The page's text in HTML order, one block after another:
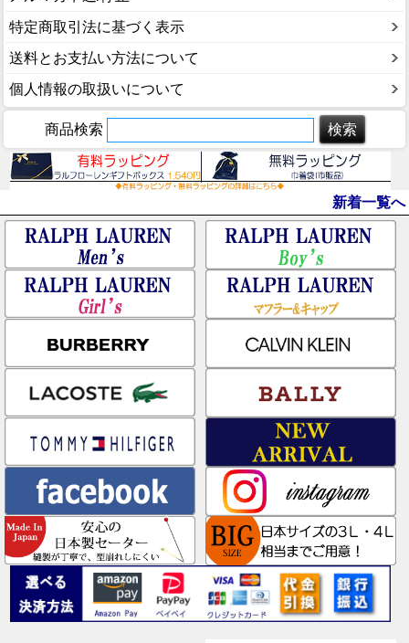
特定商取引法に基づく表示
送料とお支払い方法について
個人情報の取扱いについて
商品検索
新着一覧へ